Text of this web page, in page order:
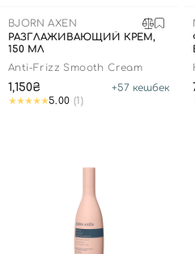
Кремы
Шея и
Для
Для
BJORN AXEN
РАЗГЛАЖИВАЮЩИЙ КРЕМ,
150 МЛ
Anti-Frizz Smooth Cream
1,150₴ +57 кешбек
5.00 (1)